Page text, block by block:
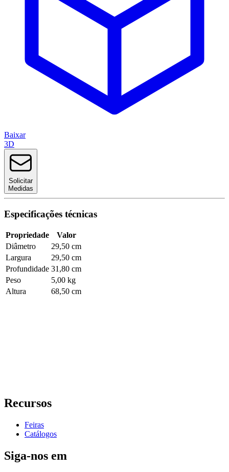
Baixar
3D
Solicitar
Medidas
Especificações técnicas
Propriedade
Valor
Diâmetro
29,50 cm
Largura
29,50 cm
Profundidade 31,80 cm
Peso
5,00 kg
Altura
68,50 cm
Recursos
Feiras
Catálogos
Siga-nos em